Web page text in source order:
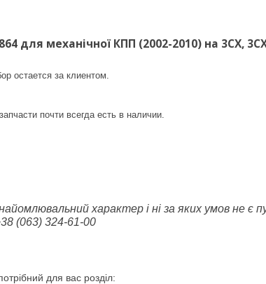
для механічної КПП (2002-2010) на 3CX,
остается за клиентом.
почти всегда есть в наличии.
характер і ні за яких умов не є
(063) 324-61-00
для вас розділ: